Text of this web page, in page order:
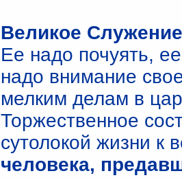
Великое
Ее надо почуять,
надо внимание
мелким делам в
Торжественное
сутолокой жизни к
человека,